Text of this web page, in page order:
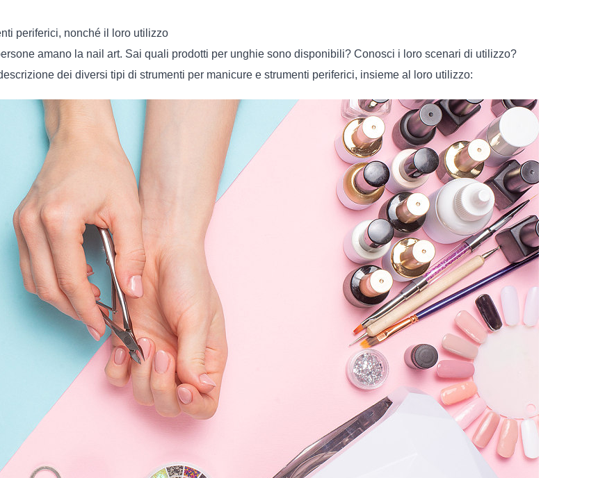
periferici, nonché il loro utilizzo
amano la nail art. Sai quali prodotti per unghie sono disponibili? Conosci i loro scenari di utilizzo?
dei diversi tipi di strumenti per manicure e strumenti periferici, insieme al loro utilizzo: